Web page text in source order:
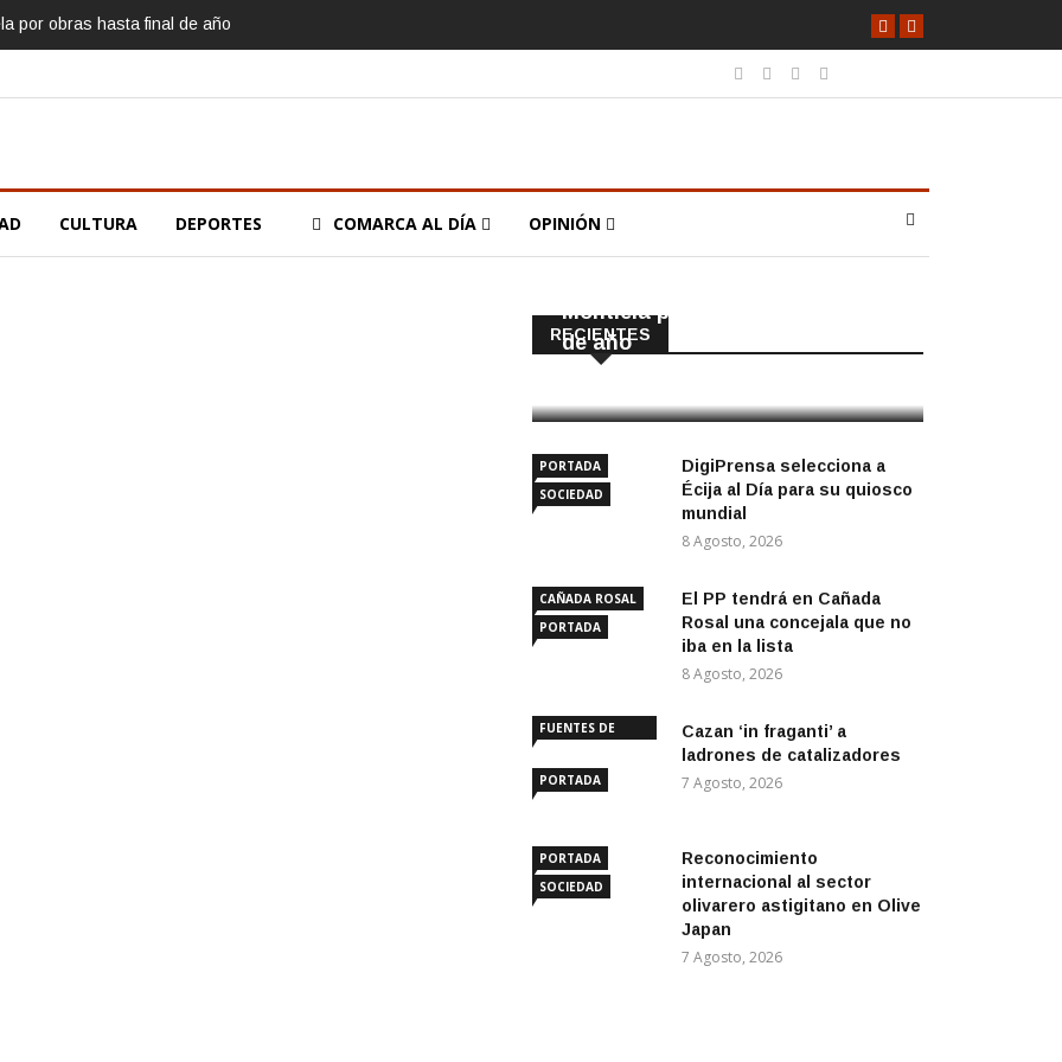
por obras hasta final de año
CULTURA DEPORTES COMARCA AL DÍA OPINIÓN
RECIENTES
POLÍTICA
Montiela por obras hasta final
de año
PORTADA
SOCIEDAD
DigiPrensa selecciona a
Écija al Día para su quiosco
mundial
8 Agosto, 2026
CAÑADA ROSAL
PORTADA
El PP tendrá en Cañada
Rosal una concejala que no
iba en la lista
8 Agosto, 2026
FUENTES DE
PORTADA
Cazan ‘in fraganti’ a
ladrones de catalizadores
7 Agosto, 2026
PORTADA
SOCIEDAD
Reconocimiento
internacional al sector
olivarero astigitano en Olive
Japan
7 Agosto, 2026